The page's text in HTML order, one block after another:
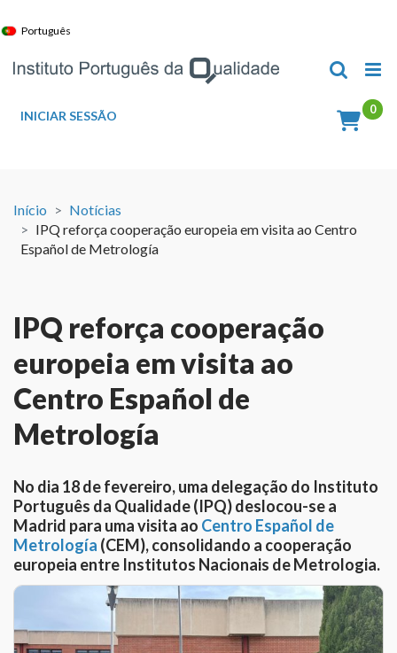
to
Português
INICIAR SESSÃO
Início
Notícias
IPQ reforça cooperação europeia em visita ao Centro
Español de Metrología
IPQ reforça cooperação
europeia em visita ao
Centro Español de
Metrología
No dia 18 de fevereiro, uma delegação do Instituto
Português da Qualidade (IPQ) deslocou-se a
Madrid para uma visita ao Centro Español de
Metrología (CEM), consolidando a cooperação
europeia entre Institutos Nacionais de Metrologia.